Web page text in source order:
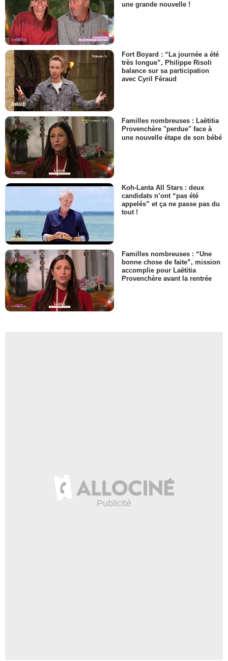
une grande nouvelle !
Fort Boyard : “La journée a été
très longue”, Philippe Risoli
balance sur sa participation
avec Cyril Féraud
Familles nombreuses : Laëtitia
Provenchère "perdue" face à
une nouvelle étape de son bébé
Koh-Lanta All Stars : deux
candidats n’ont “pas été
appelés” et ça ne passe pas du
tout !
Familles nombreuses : “Une
bonne chose de faite”, mission
accomplie pour Laëtitia
Provenchère avant la rentrée